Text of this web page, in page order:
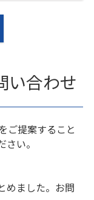
い合わせ
ご提案すること
い。
めました。お問